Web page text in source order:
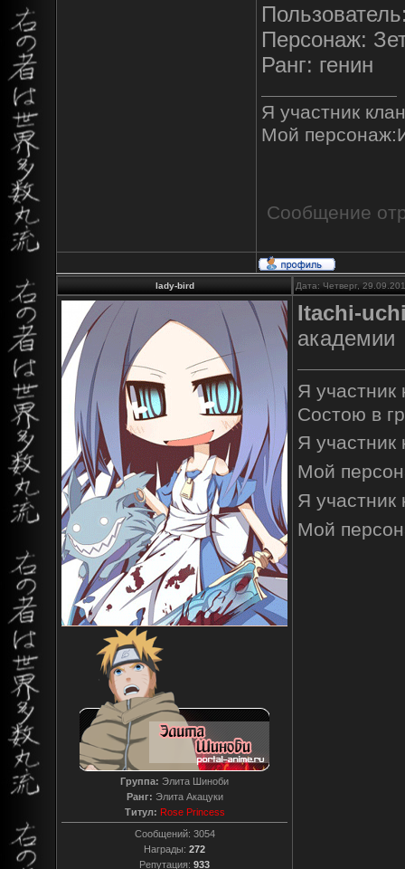
Персонаж:
Ранг: генин
Я участник
Мой
Сообщение
lady-bird Дата: Четверг,
Группа: Элита Шиноби
Ранг: Элита Акацуки
Титул: Rose Princess
Сообщений: 3054
Награды: 272
Репутация: 933
Itachi-
академии
Я участник
Состою в
Я участник
Мой
Я участник
Мой